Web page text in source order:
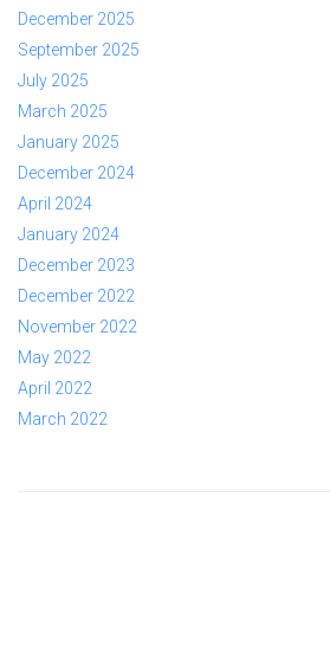
December 2025
September 2025
July 2025
March 2025
January 2025
December 2024
April 2024
January 2024
December 2023
December 2022
November 2022
May 2022
April 2022
March 2022